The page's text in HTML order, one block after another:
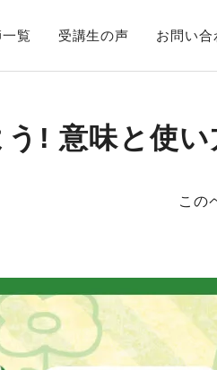
覧 受講生の声 お問い合
! 意味と使
この